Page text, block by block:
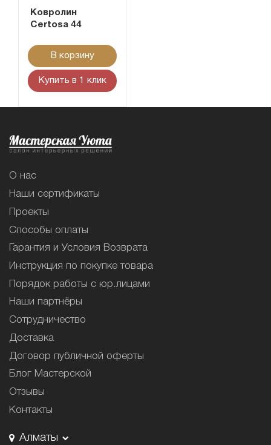
Ковролин
Certosa 44
В корзину
Купить в 1 клик
О нас
Наши сертификаты
Проекты
Способы оплаты
Гарантия и Условия Возврата
Инструкция по покупке товара
Порядок работы с юр.лицами
Наши партнёры
Сотрудничество
Доставка
Договор публичной оферты
Блог Мастерской
Отзывы
Контакты
Алматы